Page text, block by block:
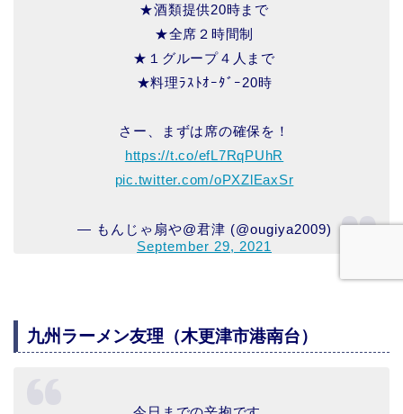
★酒類提供20時まで
★全席２時間制
★１グループ４人まで
★料理ﾗｽﾄｵｰﾀﾞｰ20時
さー、まずは席の確保を！
https://t.co/efL7RqPUhR
pic.twitter.com/oPXZlEaxSr
— もんじゃ扇や@君津 (@ougiya2009)
September 29, 2021
九州ラーメン友理（木更津市港南台）